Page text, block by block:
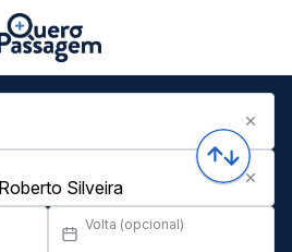
Volta (opcional)